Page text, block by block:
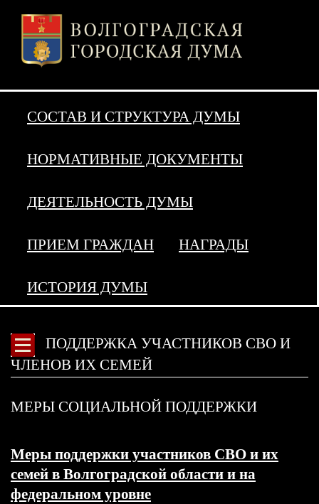
СОСТАВ И СТРУКТУРА ДУМЫ
НОРМАТИВНЫЕ ДОКУМЕНТЫ
ДЕЯТЕЛЬНОСТЬ ДУМЫ
ПРИЕМ ГРАЖДАН НАГРАДЫ
ИСТОРИЯ ДУМЫ
ПОДДЕРЖКА УЧАСТНИКОВ СВО И
ЧЛЕНОВ ИХ СЕМЕЙ
МЕРЫ СОЦИАЛЬНОЙ ПОДДЕРЖКИ
Меры поддержки участников СВО и их
семей в Волгоградской области и на
федеральном уровне